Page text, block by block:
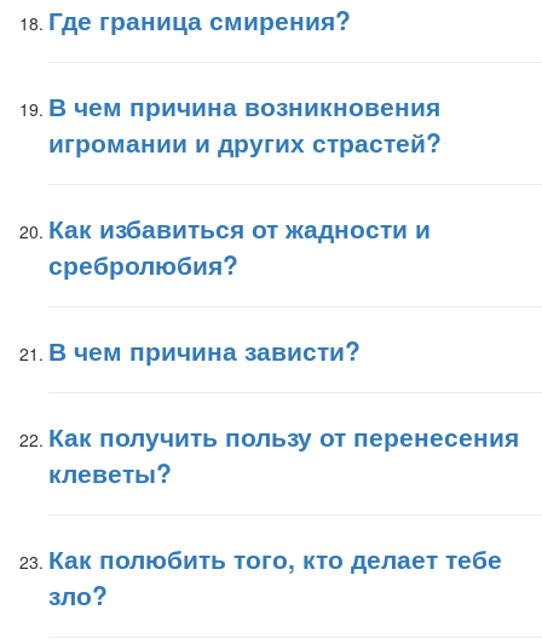
Где граница смирения?
В чем причина возникновения
игромании и других страстей?
Как избавиться от жадности и
сребролюбия?
В чем причина зависти?
Как получить пользу от перенесения
клеветы?
Как полюбить того, кто делает тебе
зло?